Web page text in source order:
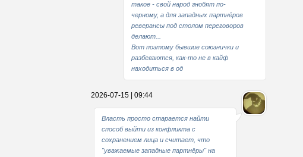
такое - свой народ гнобят по-
черному, а для западных партнёров
реверансы под столом переговоров
делают...
Вот поэтому бывшие союзнички и
разбегаются, как-то не в кайф
находиться в од
2026-07-15 | 09:44
Власть просто старается найти
способ выйти из конфликта с
сохранением лица и считает, что
"уважаемые западные партнёры" на